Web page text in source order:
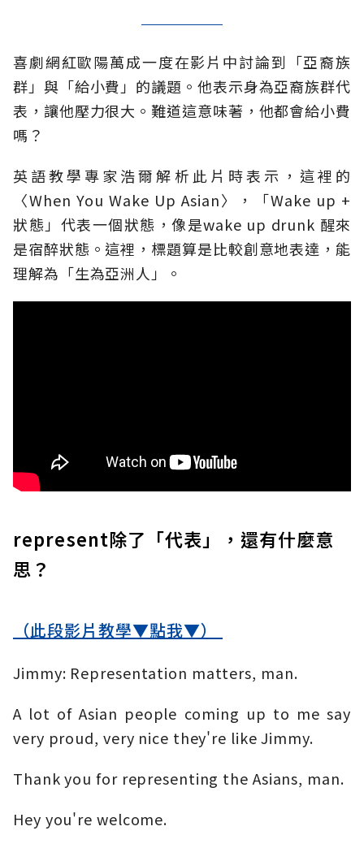
喜劇網紅歐陽萬成一度在影片中討論到「亞裔族
群」與「給小費」的議題。他表示身為亞裔族群代
表，讓他壓力很大。難道這意味著，他都會給小費
嗎？
英語教學專家浩爾解析此片時表示，這裡的
〈When You Wake Up Asian〉，「Wake up +
狀態」代表一個狀態，像是wake up drunk 醒來
是宿醉狀態。這裡，標題算是比較創意地表達，能
理解為「生為亞洲人」。
represent除了「代表」，還有什麼意
思？
（此段影片教學▼點我▼）
Jimmy: Representation matters, man.
A lot of Asian people coming up to me say
very proud, very nice they're like Jimmy.
Thank you for representing the Asians, man.
Hey you're welcome.